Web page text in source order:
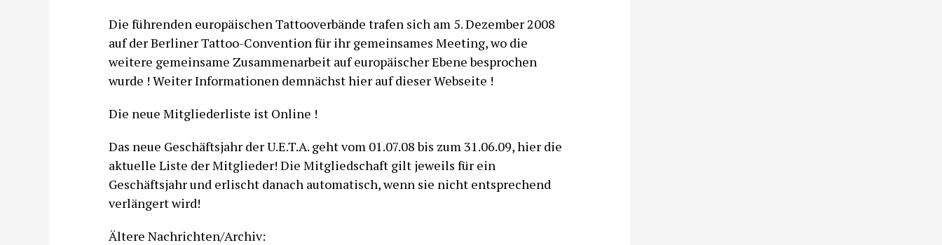
Die führenden europäischen Tattooverbände trafen sich am 5. Dezember 2008
auf der Berliner Tattoo-Convention für ihr gemeinsames Meeting, wo die
weitere gemeinsame Zusammenarbeit auf europäischer Ebene besprochen
wurde ! Weiter Informationen demnächst hier auf dieser Webseite !
Die neue Mitgliederliste ist Online !
Das neue Geschäftsjahr der U.E.T.A. geht vom 01.07.08 bis zum 31.06.09, hier die
aktuelle Liste der Mitglieder! Die Mitgliedschaft gilt jeweils für ein
Geschäftsjahr und erlischt danach automatisch, wenn sie nicht entsprechend
verlängert wird!
Ältere Nachrichten/Archiv: